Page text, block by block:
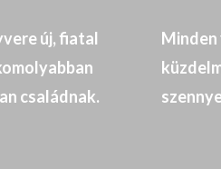
új, fiatal
családnak.